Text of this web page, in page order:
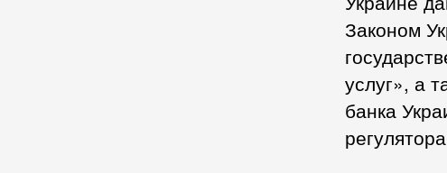
Законом
услуг», а
банка